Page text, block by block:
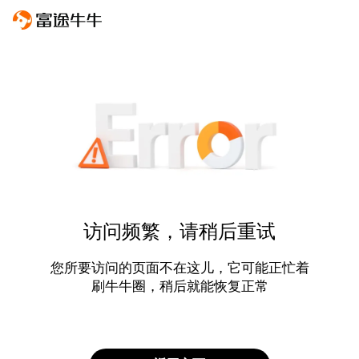
访问频繁，请稍后重试
您所要访问的页面不在这儿，它可能正忙着
刷牛牛圈，稍后就能恢复正常